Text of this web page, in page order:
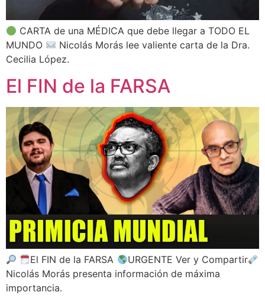
CARTA de una MÉDICA que debe llegar a TODO EL
MUNDO
Nicolás Morás lee valiente carta de la Dra.
Cecilia López.
El FIN de la FARSA
El FIN de la FARSA
URGENTE Ver y Compartir
Nicolás Morás presenta información de máxima
importancia.